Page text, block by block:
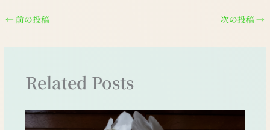
← 前の投稿 次の投稿 →
Related Posts